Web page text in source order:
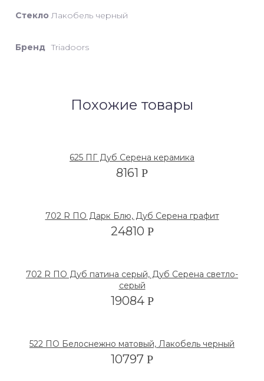
Стекло Лакобель черный
Бренд Triadoors
Похожие товары
625 ПГ Дуб Серена керамика
8161 Р
702 R ПО Дарк Блю, Дуб Серена графит
24810 Р
702 R ПО Дуб патина серый, Дуб Серена светло-
серый
19084 Р
522 ПО Белоснежно матовый, Лакобель черный
10797 Р